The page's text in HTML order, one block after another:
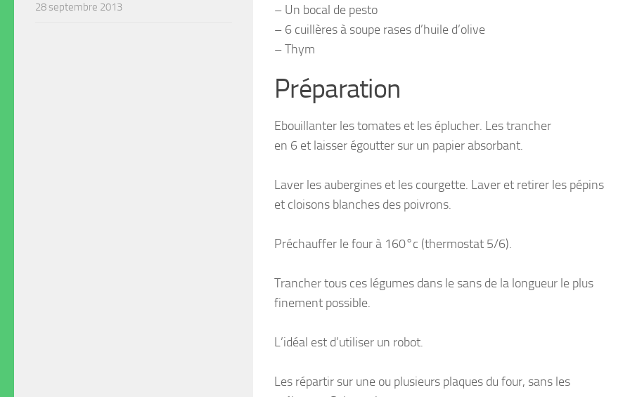
– Un bocal de pesto
– 6 cuillères à soupe rases d’huile d’olive
– Thym
Préparation
Ebouillanter les tomates et les éplucher. Les trancher
en 6 et laisser égoutter sur un papier absorbant.
Laver les aubergines et les courgette. Laver et retirer les pépins
et cloisons blanches des poivrons.
Préchauffer le four à 160°c (thermostat 5/6).
Trancher tous ces légumes dans le sans de la longueur le plus
finement possible.
L’idéal est d’utiliser un robot.
Les répartir sur une ou plusieurs plaques du four, sans les
28 septembre 2013